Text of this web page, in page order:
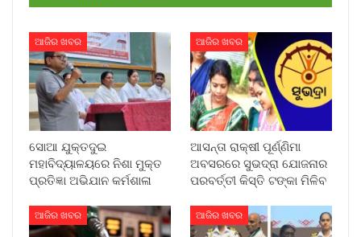
ଆଜିର ଖବର
ସୋଆ ଯୁକ୍ତଦୁଇ
ମହାବିଦ୍ୟାଳୟରେ ନିଶା ମୁକ୍ତ
ପ୍ରତିଜ୍ଞା ଅଭିଯାନ କର୍ମଶାଳା
ଆଜିର ଖବର
ଆସନ୍ତା ରାକ୍ଷୀ ପୂର୍ଣ୍ଣିମା
ଅବସରରେ ସୁଭଦ୍ରା ଯୋଜନାର
ପରବର୍ତ୍ତୀ କିସ୍ତି ଟଙ୍କା ମିଳିବ
ଆଜିର ଖବର ଆଜିର ଖବର